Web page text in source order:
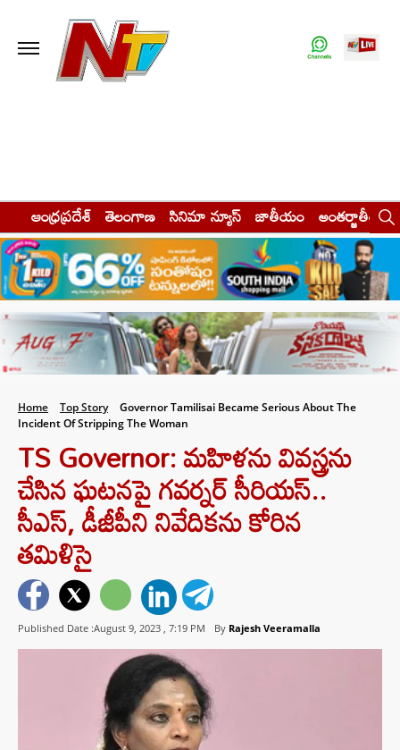
ఆంధ్రప్రదేశ్ తెలంగాణ సినిమా న్యూస్ జాతీయం అంతర్జాతీయం
Home Top Story
Governor Tamilisai Became Serious About The
Incident Of Stripping The Woman
TS Governor: మహిళను వివస్త్రను
చేసిన ఘటనపై గవర్నర్ సీరియస్..
సీఎస్, డీజీపీని నివేదికను కోరిన
తమిళిసై
Published Date :August 9, 2023 , 7:19 PM By Rajesh Veeramalla